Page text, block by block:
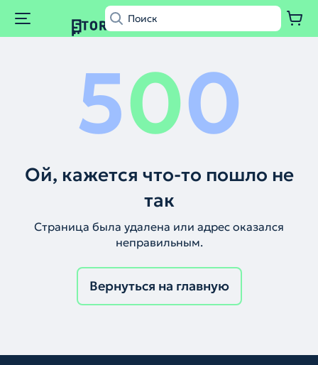
500
Ой, кажется что-то пошло не
так
Страница была удалена или адрес оказался
неправильным.
Вернуться на главную